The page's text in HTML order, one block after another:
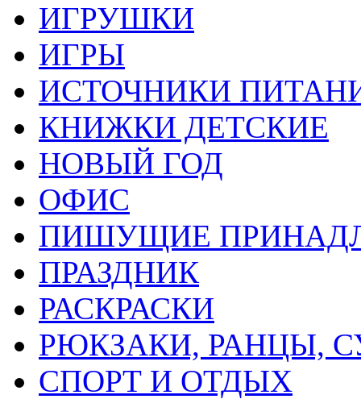
ИГРУШКИ
ИГРЫ
ИСТОЧНИКИ
КНИЖКИ ДЕТСКИЕ
НОВЫЙ ГОД
ОФИС
ПИШУЩИЕ
ПРАЗДНИК
РАСКРАСКИ
РЮКЗАКИ, РАНЦЫ,
СПОРТ И ОТДЫХ